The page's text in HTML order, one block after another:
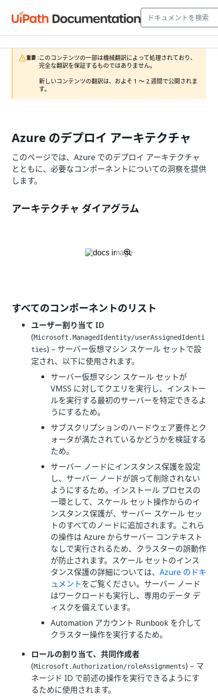
重要 :このコンテンツの一部は機械翻訳によって処理されており、
完全な翻訳を保証するものではありません。
新しいコンテンツの翻訳は、およそ 1 ～ 2 週間で公開されま
す。
Azure のデプロイ アーキテクチャ
このページでは、Azure でのデプロイ アーキテクチャ
とともに、必要なコンポーネントについての洞察を提供
します。
アーキテクチャ ダイアグラム
すべてのコンポーネントのリスト
ユーザー割り当て ID
(Microsoft.ManagedIdentity/userAssignedIdenti
ties) – サーバー仮想マシン スケール セットで設
定され、以下に使用されます。
サーバー仮想マシン スケール セットが
VMSS に対してクエリを実行し、インストー
ルを実行する最初のサーバーを特定できるよ
うにするため。
サブスクリプションのハードウェア要件とク
ォータが満たされているかどうかを検証する
ため。
サーバー ノードにインスタンス保護を設定
し、サーバー ノードが誤って削除されない
ようにするため。インストール プロセスの
一環として、スケール セット操作からのイ
ンスタンス保護が、サーバー スケール セッ
トのすべてのノードに追加されます。これら
の操作は Azure からサーバー コンテキスト
なしで実行されるため、クラスターの誤動作
が防止されます。スケール セットのインス
タンス保護の詳細については、 Azure のドキ
ュメントをご覧ください。サーバー ノード
はワークロードも実行し、専用のデータ デ
ィスクを備えています。
Automation アカウント Runbook を介して
クラスター操作を実行するため。
ロールの割り当て、共同作成者
(Microsoft.Authorization/roleAssignments) – マ
ネージド ID で前述の操作を実行できるようにす
るために使用されます。